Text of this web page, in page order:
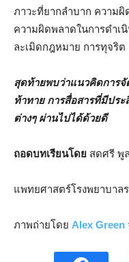
ภาวะที่ยากลำบาก ความ
ความผิดพลาดในการดำเ
ละเมิดกฎหมาย การทุจริต
สุดท้ายพบว่าแนวคิดการจั
ท้าทาย การสื่อสารที่มีปร
ต่างๆ ผ่านไปได้ด้วยดี
ถอดบทเรียนโดย สดศรี
ค
แพทยศาสตร์โรงพยาบา
ภาพถ่ายโดย Alex Green